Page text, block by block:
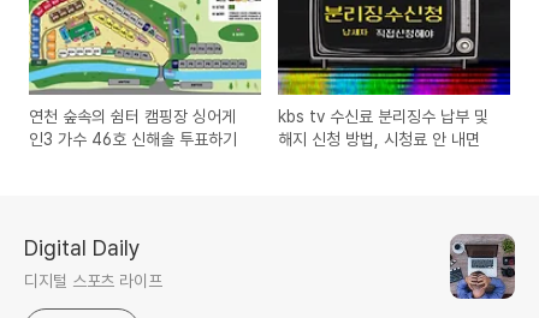
연천 숲속의 쉼터 캠핑장 싱어게
인3 가수 46호 신해솔 투표하기
kbs tv 수신료 분리징수 납부 및
해지 신청 방법, 시청료 안 내면
Digital Daily
디지털 스포츠 라이프